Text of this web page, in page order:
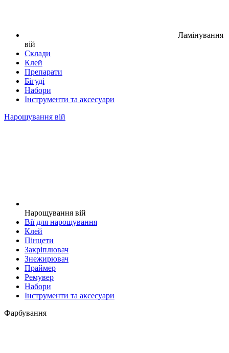
Ламінування
вій
Склади
Клей
Препарати
Бігуді
Набори
Інструменти та аксесуари
Нарощування вій
Нарощування вій
Вії для нарощування
Клей
Пінцети
Закріплювач
Знежирювач
Праймер
Ремувер
Набори
Інструменти та аксесуари
Фарбування